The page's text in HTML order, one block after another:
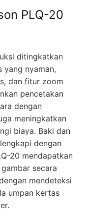
PLQ-20
ditingkatkan
yang nyaman,
dan fitur zoom
pencetakan
dengan
meningkatkan
biaya. Baki dan
dengan
20 mendapatkan
secara
mendeteksi
umpan kertas